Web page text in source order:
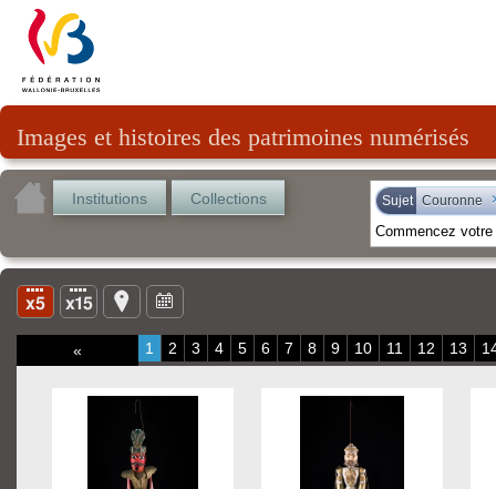
Images et histoires des patrimoines numérisés
Institutions Collections Sujet Couronne
« 1 2 3 4 5 6 7 8 9 10 11 12 13